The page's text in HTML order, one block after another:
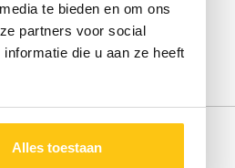
te bieden en om ons
partners voor social
die u aan ze heeft
Alles toestaan